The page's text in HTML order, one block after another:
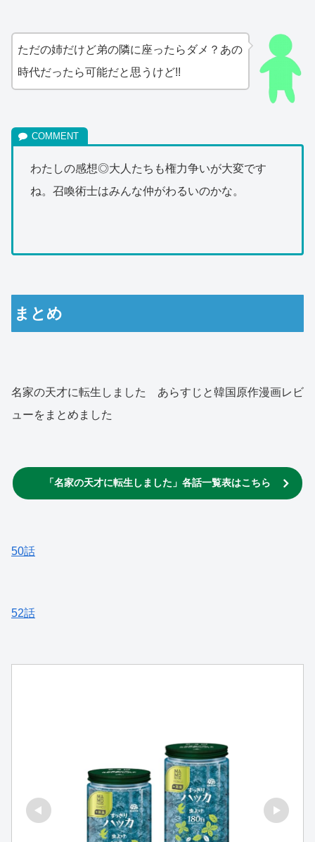
ただの姉だけど弟の隣に座ったらダメ？あの
時代だったら可能だと思うけど!!
わたしの感想◎大人たちも権力争いが大変です
ね。召喚術士はみんな仲がわるいのかな。
まとめ
名家の天才に転生しました あらすじと韓国原作漫画レビ
ューをまとめました
「名家の天才に転生しました」各話一覧表はこちら
50話
52話